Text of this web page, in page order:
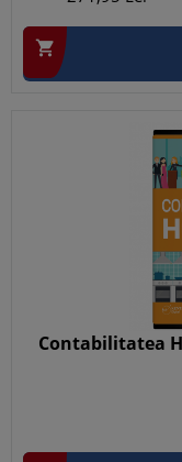

Contabilitatea